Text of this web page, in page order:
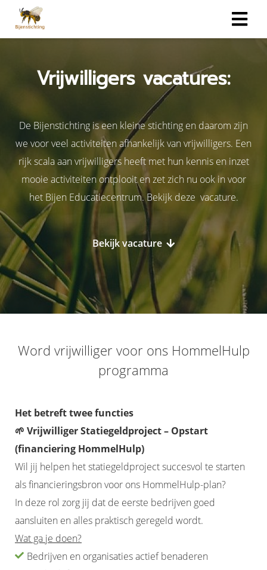
Vrijwilligers vacatures:
De Bijenstichting is een kleine stichting en daarom zijn
we voor veel activiteiten afhankelijk van vrijwilligers. Een
rijk scala aan vrijwilligers heeft met hun kennis en inzet
mooie activiteiten ontplooit en zet zich nu ook in voor
het Bijen Educatiecentrum. Bekijk deze vacature.
Bekijk vacature
Word vrijwilliger voor ons HommelHulp
programma
Het betreft twee functies
🌱 Vrijwilliger Statiegeldproject – Opstart
(financiering HommelHulp)
Wil jij helpen het statiegeldproject succesvol te starten
als financieringsbron voor ons HommelHulp-plan?
In deze rol zorg jij dat de eerste bedrijven goed
aansluiten en alles praktisch geregeld wordt.
Wat ga je doen?
Bedrijven en organisaties actief benaderen